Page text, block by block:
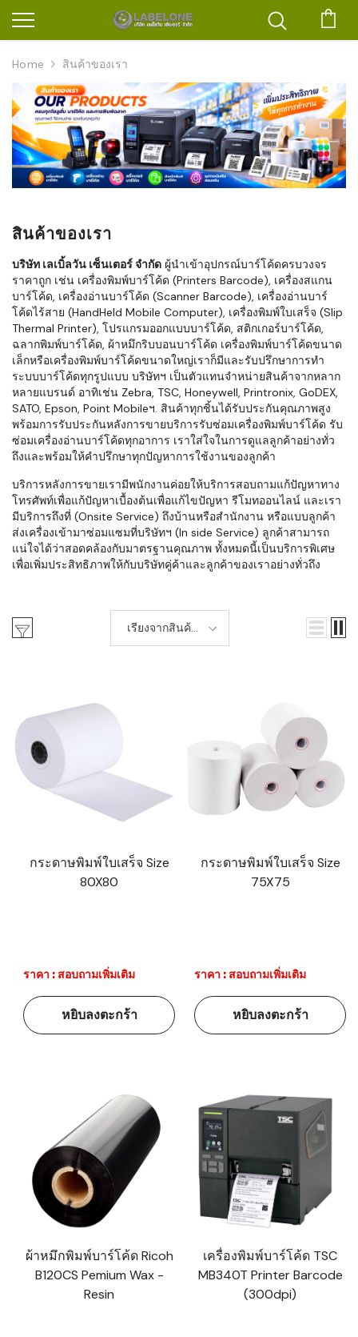
Home สินค้าของเรา
สินค้าของเรา
บริษัท เลเบิ้ลวัน เซ็นเตอร์ จำกัด ผู้นำเข้าอุปกรณ์บาร์โค้ดครบวงจร
ราคาถูก เช่น เครื่องพิมพ์บาร์โค้ด (Printers Barcode), เครื่องสแกน
บาร์โค้ด, เครื่องอ่านบาร์โค้ด (Scanner Barcode), เครื่องอ่านบาร์
โค้ดไร้สาย (HandHeld Mobile Computer), เครื่องพิมพ์ใบเสร็จ (Slip
Thermal Printer), โปรแกรมออกแบบบาร์โค้ด, สติกเกอร์บาร์โค้ด,
ฉลากพิมพ์บาร์โค้ด, ผ้าหมึกริบบอนบาร์โค้ด เครื่องพิมพ์บาร์โค้ดขนาด
เล็กหรือเครื่องพิมพ์บาร์โค้ดขนาดใหญ่เราก็มีและรับปรึกษาการทำ
ระบบบาร์โค้ดทุกรูปแบบ บริษัทฯ เป็นตัวแทนจำหน่ายสินค้าจากหลาก
หลายแบรนด์ อาทิเช่น Zebra, TSC, Honeywell, Printronix, GoDEX,
SATO, Epson, Point Mobileฯ. สินค้าทุกชิ้นได้รับประกันคุณภาพสูง
พร้อมการรับประกันหลังการขายบริการรับซ่อมเครื่องพิมพ์บาร์โค้ด รับ
ซ่อมเครื่องอ่านบาร์โค้ดทุกอาการ เราใส่ใจในการดูแลลูกค้าอย่างทั่ว
ถึงและพร้อมให้คำปรึกษาทุกปัญหาการใช้งานของลูกค้า
บริการหลังการขายเรามีพนักงานค่อยให้บริการสอบถามแก้ปัญหาทาง
โทรศัพท์เพื่อแก้ปัญหาเบื้องต้นเพื่อแก้ไขปัญหา รีโมทออนไลน์ และเรา
มีบริการถึงที่ (Onsite Service) ถึงบ้านหรือสำนักงาน หรือแบบลูกค้า
ส่งเครื่องเข้ามาซ่อมแซมที่บริษัทฯ (In side Service) ลูกค้าสามารถ
แน่ใจได้ว่าสอดคล้องกับมาตรฐานคุณภาพ ทั้งหมดนี้เป็นบริการพิเศษ
เพื่อเพิ่มประสิทธิภาพให้กับบริษัทคู่ค้าและลูกค้าของเราอย่างทั่วถึง
เรียงจากสินค้า
เก่า-ใหม่
กระดาษพิมพ์ใบเสร็จ Size
80X80
ราคา : สอบถามเพิ่มเติม
หยิบลงตะกร้า
กระดาษพิมพ์ใบเสร็จ Size
75X75
ราคา : สอบถามเพิ่มเติม
หยิบลงตะกร้า
ผ้าหมึกพิมพ์บาร์โค้ด Ricoh
B120CS Pemium Wax -
Resin
เครื่องพิมพ์บาร์โค้ด TSC
MB340T Printer Barcode
(300dpi)